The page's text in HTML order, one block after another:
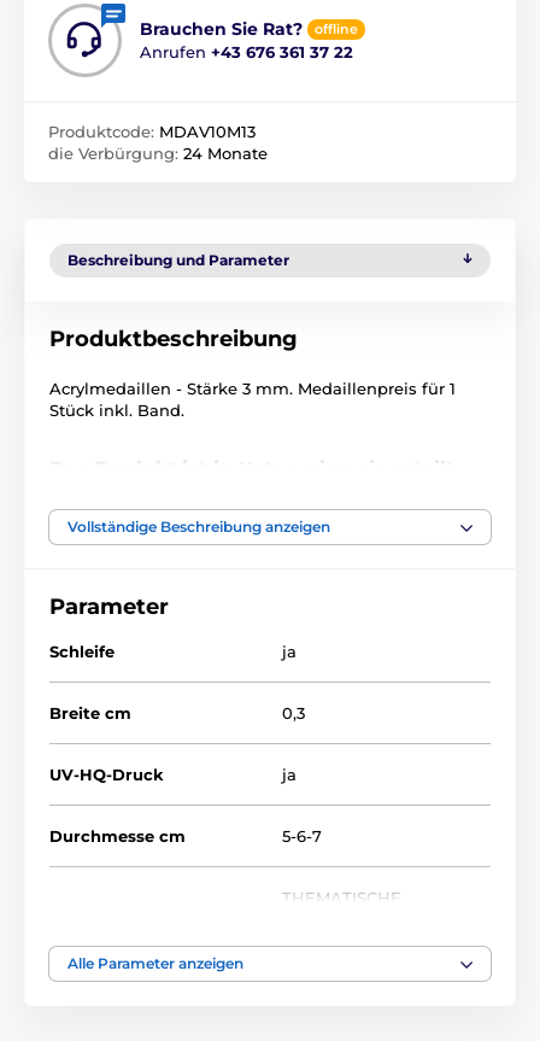
Brauchen Sie Rat? offline
Anrufen +43 676 361 37 22
Produktcode: MDAV10M13
die Verbürgung: 24 Monate
Beschreibung und Parameter
Produktbeschreibung
Acrylmedaillen - Stärke 3 mm. Medaillenpreis für 1
Stück inkl. Band.
Das Produkt ist in Kategorien eingeteilt
Ostern Acrylmedaillen
Vollständige Beschreibung anzeigen
Parameter
Schleife ja
Breite cm 0,3
UV-HQ-Druck ja
Durchmesse cm 5-6-7
THEMATISCHE
Auszeichnungstyp Medaile
Alle Parameter anzeigen